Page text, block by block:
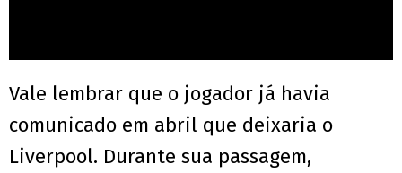
Vale lembrar que o jogador já havia
comunicado em abril que deixaria o
Liverpool. Durante sua passagem,